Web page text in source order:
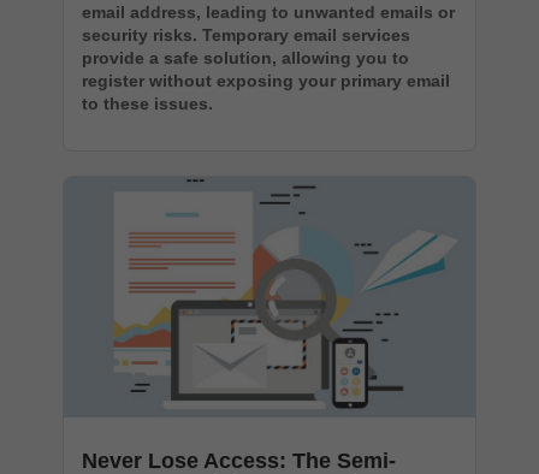
email address, leading to unwanted emails or
security risks. Temporary email services
provide a safe solution, allowing you to
register without exposing your primary email
to these issues.
Never Lose Access: The Semi-